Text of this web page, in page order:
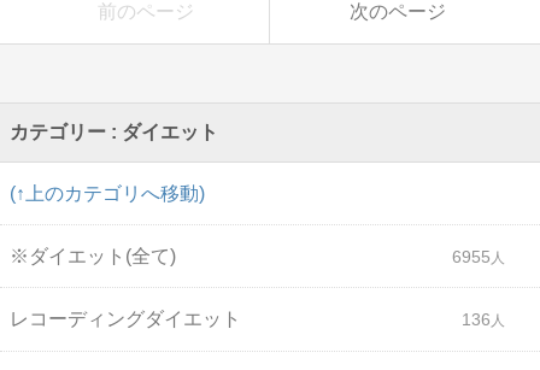
前のページ 次のページ
カテゴリー : ダイエット
(↑上のカテゴリへ移動)
※ダイエット(全て) 6955
レコーディングダイエット 136